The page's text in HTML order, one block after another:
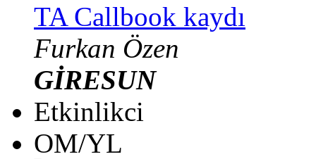
TA Callbook kaydı
Furkan Özen
GİRESUN
Etkinlikci
OM/YL